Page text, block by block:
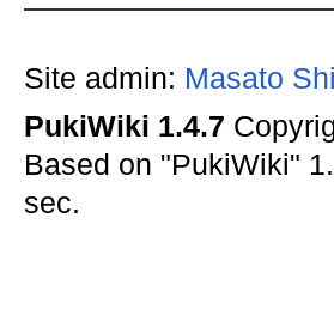
Site admin: Masato
PukiWiki 1.4.7
Based on "PukiWiki"
sec.